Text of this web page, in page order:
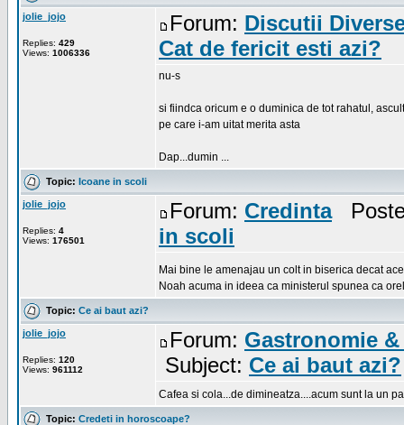
jolie_jojo
Replies: 429
Views: 1006336
Forum: Discutii
Cat de fericit esti azi?
nu-s
si fiindca oricum e o duminica de tot rahatul,
pe care i-am uitat merita asta
Dap...dumin ...
Topic: Icoane in scoli
jolie_jojo
Replies: 4
Views: 176501
Forum: Credinta
in scoli
Mai bine le amenajau un colt in biserica decat
Noah acuma in ideea ca ministerul spunea ca
Topic: Ce ai baut azi?
jolie_jojo
Replies: 120
Views: 961112
Forum: Gastronomie
Subject: Ce ai baut azi?
Cafea si cola...de dimineatza....acum sunt la un
Topic: Credeti in horoscoape?